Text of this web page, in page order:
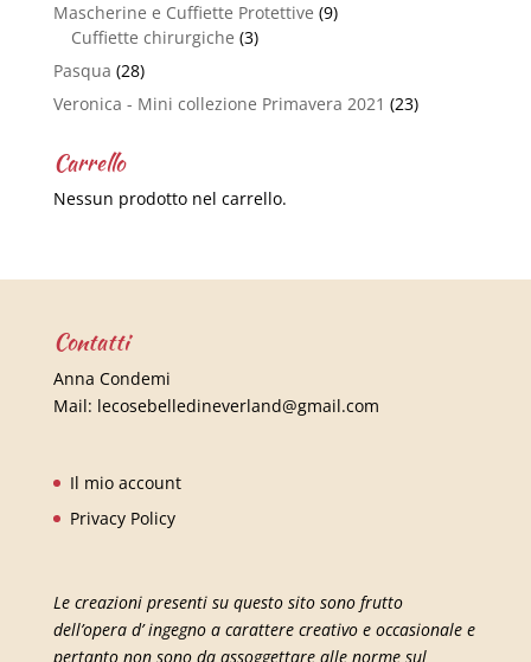
Mascherine e Cuffiette Protettive (9)
Cuffiette chirurgiche (3)
Pasqua (28)
Veronica - Mini collezione Primavera 2021 (23)
Carrello
Nessun prodotto nel carrello.
Contatti
Anna Condemi
Mail: lecosebelledineverland@gmail.com
Il mio account
Privacy Policy
Le creazioni presenti su questo sito sono frutto
dell’opera d’ ingegno a carattere creativo e occasionale e
pertanto non sono da assoggettare alle norme sul